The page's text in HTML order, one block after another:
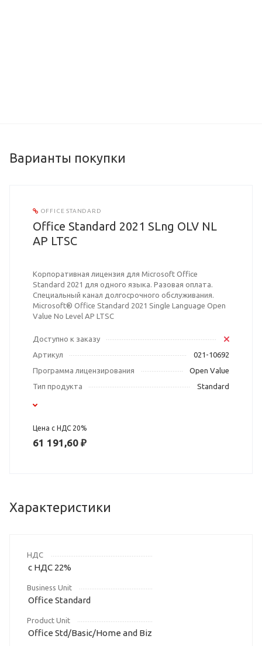
Варианты покупки
OFFICE STANDARD
Office Standard 2021 SLng OLV NL
AP LTSC
Корпоративная лицензия для Microsoft Office
Standard 2021 для одного языка. Разовая оплата.
Специальный канал долгосрочного обслуживания.
Microsoft® Office Standard 2021 Single Language Open
Value No Level AP LTSC
Доступно к заказу
Артикул
021-10692
Программа лицензирования
Open Value
Тип продукта
Standard
Цена с НДС 20%
61 191,60 ₽
Характеристики
НДС
с НДС 22%
Business Unit
Office Standard
Product Unit
Office Std/Basic/Home and Biz